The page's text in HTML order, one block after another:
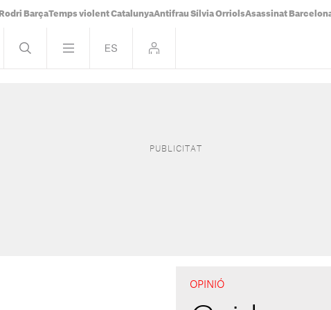
Rodri BarçaTemps violent CatalunyaAntifrau Sílvia OrriolsAsassinat
OPINIÓ